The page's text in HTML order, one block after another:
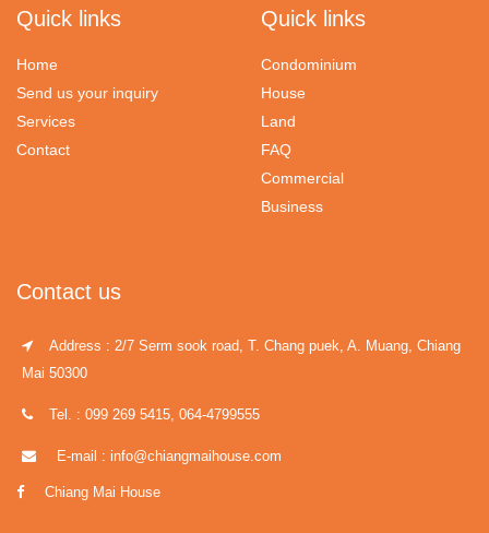
Quick links
Home
Send us your inquiry
Services
Contact
Quick links
Condominium
House
Land
FAQ
Commercial
Business
Contact us
Address : 2/7 Serm sook road, T. Chang puek, A. Muang, Chiang
Mai 50300
Tel. : 099 269 5415, 064-4799555
E-mail : info@chiangmaihouse.com
Chiang Mai House